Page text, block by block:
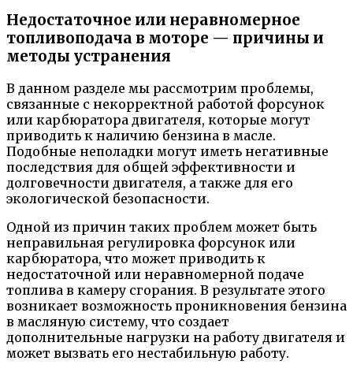
Недостаточное или неравномерное
топливоподача в моторе — причины и
методы устранения
В данном разделе мы рассмотрим проблемы,
связанные с некорректной работой форсунок
или карбюратора двигателя, которые могут
приводить к наличию бензина в масле.
Подобные неполадки могут иметь негативные
последствия для общей эффективности и
долговечности двигателя, а также для его
экологической безопасности.
Одной из причин таких проблем может быть
неправильная регулировка форсунок или
карбюратора, что может приводить к
недостаточной или неравномерной подаче
топлива в камеру сгорания. В результате этого
возникает возможность проникновения бензина
в масляную систему, что создает
дополнительные нагрузки на работу двигателя и
может вызвать его нестабильную работу.